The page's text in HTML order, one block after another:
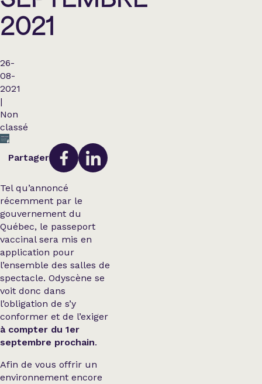
2021
26-
08-
2021
|
Non
classé
Partager
Tel qu’annoncé
récemment par le
gouvernement du
Québec, le passeport
vaccinal sera mis en
application pour
l’ensemble des salles de
spectacle. Odyscène se
voit donc dans
l’obligation de s’y
conformer et de l’exiger
à compter du 1er
septembre prochain.
Afin de vous offrir un
environnement encore